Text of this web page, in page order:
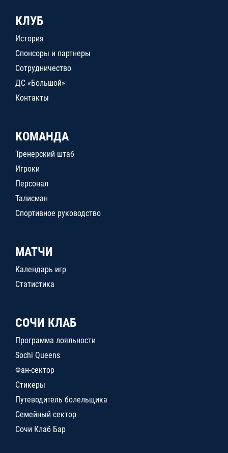
КЛУБ
История
Спонсоры и партнеры
Сотрудничество
ДС «Большой»
Контакты
КОМАНДА
Тренерский штаб
Игроки
Персонал
Талисман
Спортивное руководство
МАТЧИ
Календарь игр
Статистика
СОЧИ КЛАБ
Программа лояльности
Sochi Queens
Фан-сектор
Стикеры
Путеводитель болельщика
Семейный сектор
Сочи Клаб Бар